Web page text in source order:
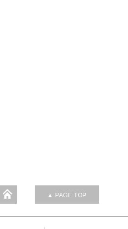
▲ PAGE TOP